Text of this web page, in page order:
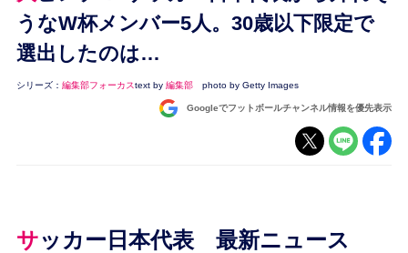
ブンデスリーガ
UEFA
ナショナルチーム
うなW杯メンバー5人。30歳以下限定で
選出したのは…
シリーズ： 編集部フォーカスtext by 編集部 photo by Getty Images
Googleでフットボールチャンネル情報を優先表示
サッカー日本代表 最新ニュース